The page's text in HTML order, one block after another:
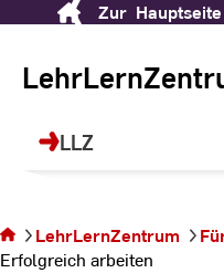
Content
Zur Hauptseite
LLZ
und berufliche
sich auf
der Seite
LehrLernZentrum
Erfolgreich arbeiten